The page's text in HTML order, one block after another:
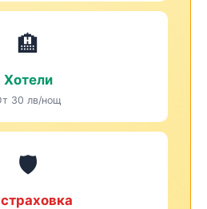
🏨
Хотели
30 лв/нощ
🛡️